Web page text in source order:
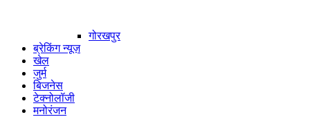
गोरखपुर
ब्रेकिंग न्यूज़
खेल
जुर्म
बिजनेस
टेक्नोलॉजी
मनोरंजन